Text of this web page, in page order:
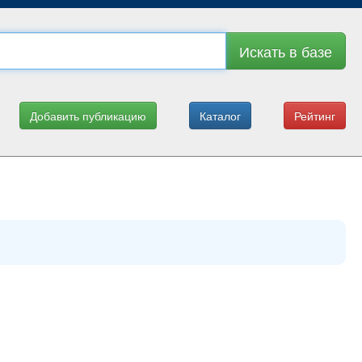
Искать в базе
Рейтинг
Каталог
Добавить публикацию